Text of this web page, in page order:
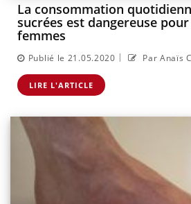
La consommation
sucrées est dangereuse
femmes
Publié le 21.05.2020 | Par Anaïs
LIRE L'ARTICLE